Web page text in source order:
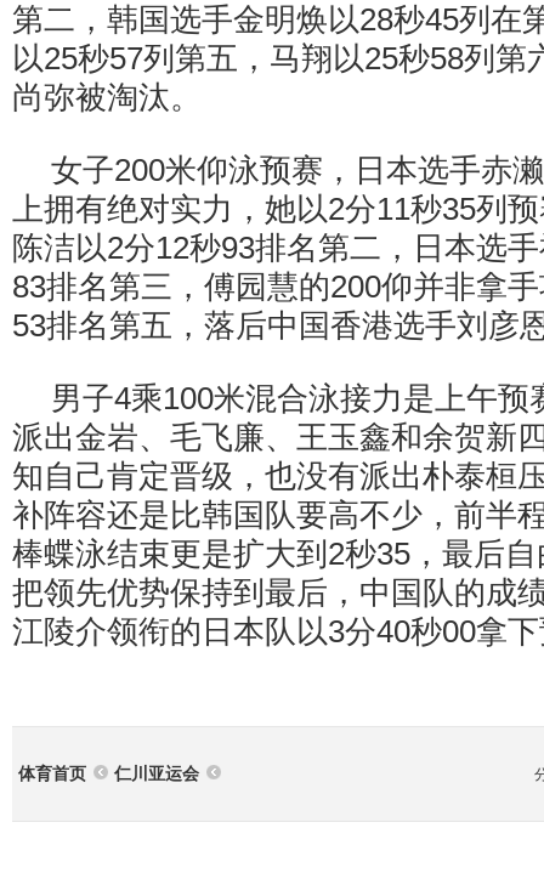
第二，韩国选手金明焕以28秒45列在
以25秒57列第五，马翔以25秒58列第
尚弥被淘汰。
女子200米仰泳预赛，日本选手赤
上拥有绝对实力，她以2分11秒35列
陈洁以2分12秒93排名第二，日本选
83排名第三，傅园慧的200仰并非拿
53排名第五，落后中国香港选手刘彦
男子4乘100米混合泳接力是上午
派出金岩、毛飞廉、王玉鑫和余贺新
知自己肯定晋级，也没有派出朴泰桓
补阵容还是比韩国队要高不少，前半
棒蝶泳结束更是扩大到2秒35，最后
把领先优势保持到最后，中国队的成
江陵介领衔的日本队以3分40秒00拿
体育首页 仁川亚运会